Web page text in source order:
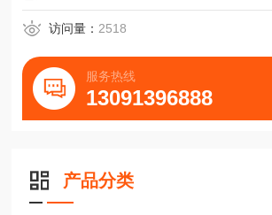
访问量： 2518
服务热线
13091396888
产品分类